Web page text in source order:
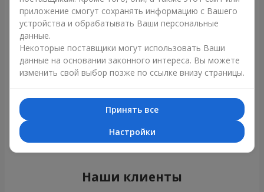
Заказать этот товар
Наши клиенты
приложение смогут сохранять информацию с Вашего
устройства и обрабатывать Ваши персональные
данные.
Некоторые поставщики могут использовать Ваши
данные на основании законного интереса. Вы можете
изменить свой выбор позже по ссылке внизу страницы.
Принять все
Настройки